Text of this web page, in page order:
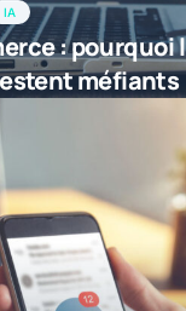
IA
: pourquoi
méfiants